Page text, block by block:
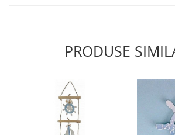
PRODUSE